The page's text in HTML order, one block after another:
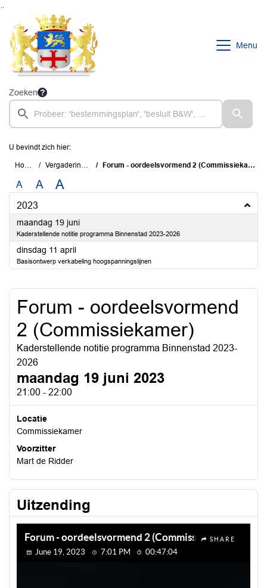
Ga naar de inhoud van deze pagina
Ga naar het zoeken
Ga naar het menu
Menu
Zoeken
U bevindt zich hier:
Home Vergaderingen Forum - oordeelsvormend 2 (Commissiekamer)
A A A
2023
maandag 19 juni2023
Kaderstellende notitie programma Binnenstad 2023-2026
dinsdag 11 april2023
Basisontwerp verkabeling hoogspanningslijnen
Forum - oordeelsvormend
2 (Commissiekamer)
Kaderstellende notitie programma Binnenstad 2023-
2026
maandag 19 juni 2023
21:00 - 22:00
Locatie
Commissiekamer
Voorzitter
Mart de Ridder
Uitzending